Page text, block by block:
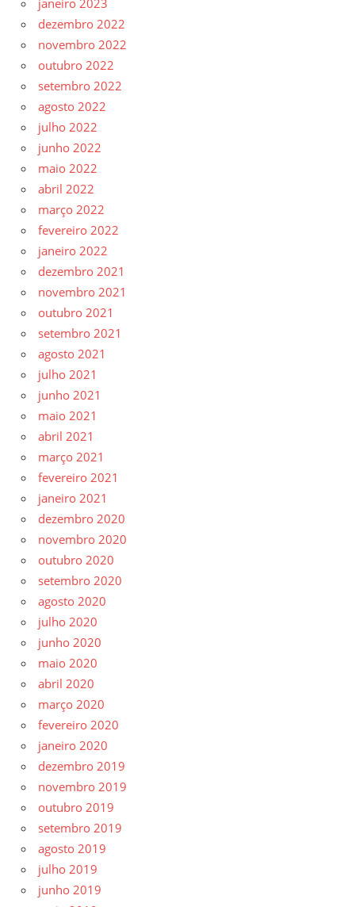
dezembro 2022
novembro 2022
outubro 2022
setembro 2022
agosto 2022
julho 2022
junho 2022
maio 2022
abril 2022
março 2022
fevereiro 2022
janeiro 2022
dezembro 2021
novembro 2021
outubro 2021
setembro 2021
agosto 2021
julho 2021
junho 2021
maio 2021
abril 2021
março 2021
fevereiro 2021
janeiro 2021
dezembro 2020
novembro 2020
outubro 2020
setembro 2020
agosto 2020
julho 2020
junho 2020
maio 2020
abril 2020
março 2020
fevereiro 2020
janeiro 2020
dezembro 2019
novembro 2019
outubro 2019
setembro 2019
agosto 2019
julho 2019
junho 2019